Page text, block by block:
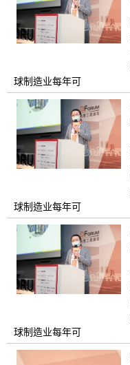
球制造业每年可
球制造业每年可
球制造业每年可